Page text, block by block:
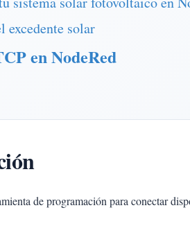
excedente solar
en NodeRed
de programación para conectar